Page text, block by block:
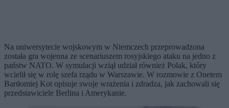
Na uniwersytecie wojskowym w Niemczech przeprowadzona
została gra wojenna ze scenariuszem rosyjskiego ataku na jedno z
państw NATO. W symulacji wziął udział również Polak, który
wcielił się w rolę szefa rządu w Warszawie. W rozmowie z Onetem
Bartłomiej Kot opisuje swoje wrażenia i zdradza, jak zachowali się
przedstawiciele Berlina i Amerykanie.